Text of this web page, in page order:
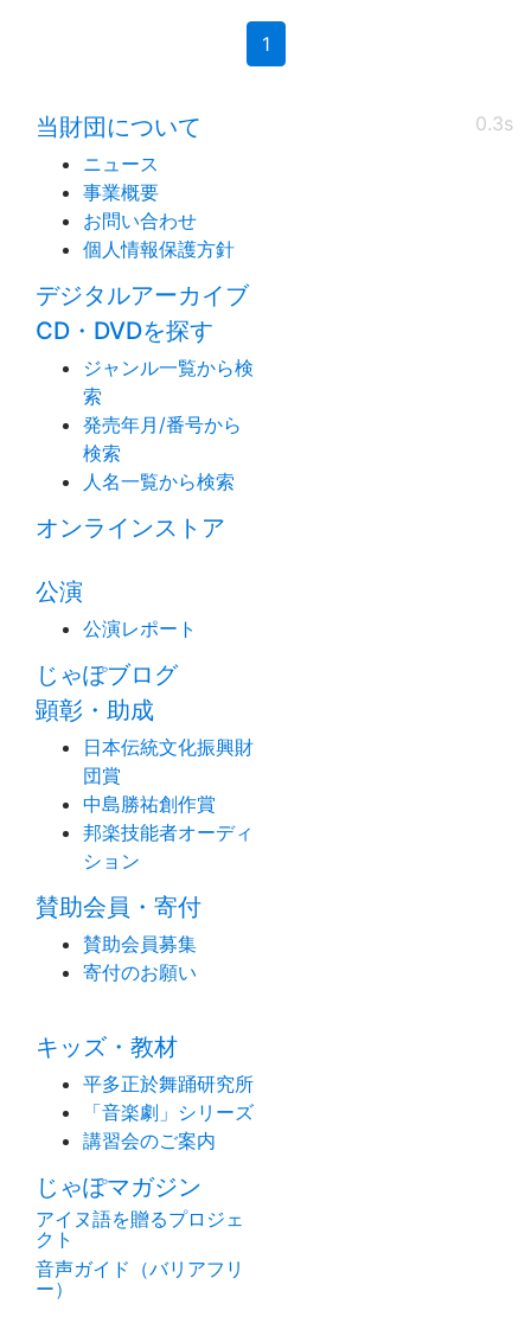
1(current)
0.3s
当財団について
ニュース
事業概要
お問い合わせ
個人情報保護方針
デジタルアーカイブ
CD・DVDを探す
ジャンル一覧から検
索
発売年月/番号から
検索
人名一覧から検索
オンラインストア
公演
公演レポート
じゃぽブログ
顕彰・助成
日本伝統文化振興財
団賞
中島勝祐創作賞
邦楽技能者オーディ
ション
賛助会員・寄付
賛助会員募集
寄付のお願い
キッズ・教材
平多正於舞踊研究所
「音楽劇」シリーズ
講習会のご案内
じゃぽマガジン
アイヌ語を贈るプロジェ
クト
音声ガイド（バリアフリ
ー）